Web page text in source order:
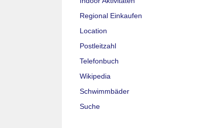
Regional Einkaufen
Location
Postleitzahl
Telefonbuch
Wikipedia
Schwimmbäder
Suche